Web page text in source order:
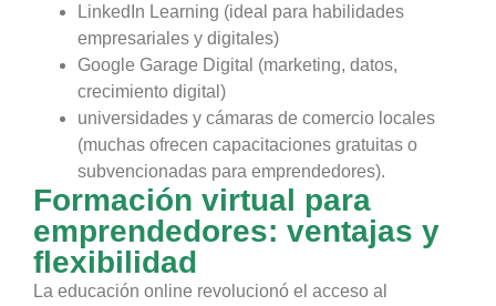
LinkedIn Learning (ideal para habilidades
empresariales y digitales)
Google Garage Digital (marketing, datos,
crecimiento digital)
universidades y cámaras de comercio locales
(muchas ofrecen capacitaciones gratuitas o
subvencionadas para emprendedores).
Formación virtual para
emprendedores: ventajas y
flexibilidad
La educación online revolucionó el acceso al